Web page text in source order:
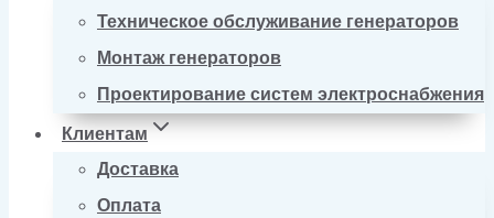
Техническое обслуживание генераторов
Монтаж генераторов
Проектирование систем электроснабжения
Клиентам
Доставка
Оплата